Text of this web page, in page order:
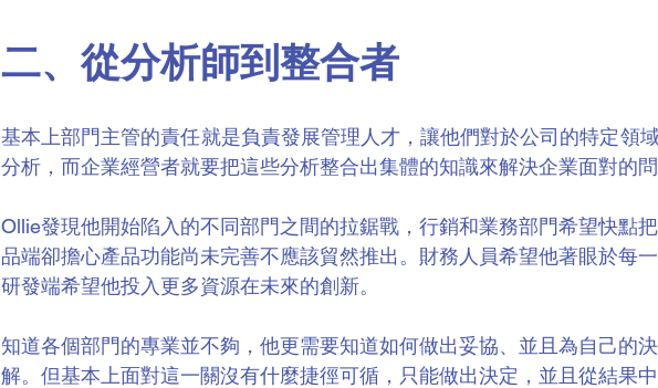
二、從分析師到整合者
基本上部門主管的責任就是負責發展管理人才，讓他們對於公司的特定領
分析，而企業經營者就要把這些分析整合出集體的知識來解決企業面對的問
Ollie發現他開始陷入的不同部門之間的拉鋸戰，行銷和業務部門希望快點
品端卻擔心產品功能尚未完善不應該貿然推出。財務人員希望他著眼於每
研發端希望他投入更多資源在未來的創新。
知道各個部門的專業並不夠，他更需要知道如何做出妥協、並且為自己的
解。但基本上面對這一關沒有什麼捷徑可循，只能做出決定，並且從結果中